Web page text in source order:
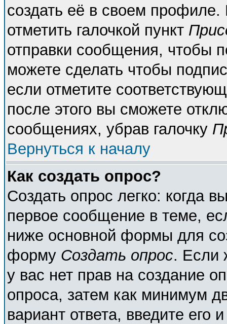
создать её в своем
отметить галочкой пункт
отправки сообщения, чтобы
можете сделать чтобы
если отметите
после этого вы сможете
сообщениях, убрав галочку
Вернуться к началу
Как создать опрос?
Создать опрос легко: когда
первое сообщение в теме,
ниже основной формы для
форму Создать опрос. Если
у вас нет прав на создание
опроса, затем как минимум
вариант ответа, введите его